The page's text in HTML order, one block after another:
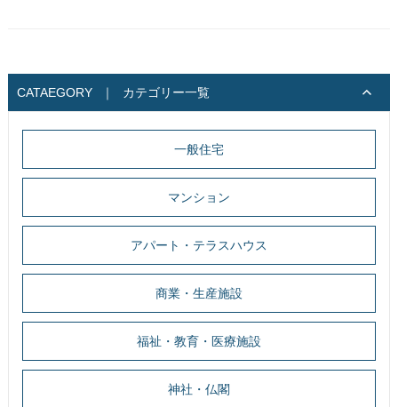
CATAEGORY ｜ カテゴリー一覧
一般住宅
マンション
アパート・テラスハウス
商業・生産施設
福祉・教育・医療施設
神社・仏閣